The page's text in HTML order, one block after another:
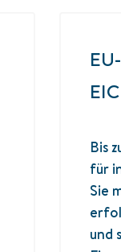
Bis
für
Sie
und